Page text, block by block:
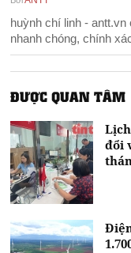
huỳnh chí linh -
nhanh chóng, chính
ĐƯỢC QUAN TÂM
đổi